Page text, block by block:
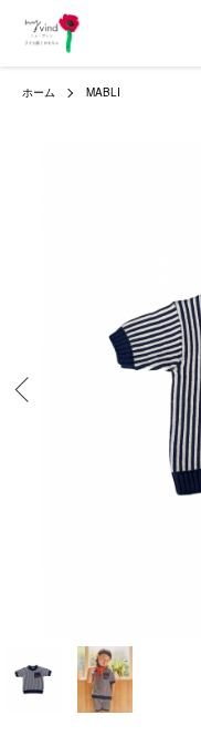
ホーム MABLI